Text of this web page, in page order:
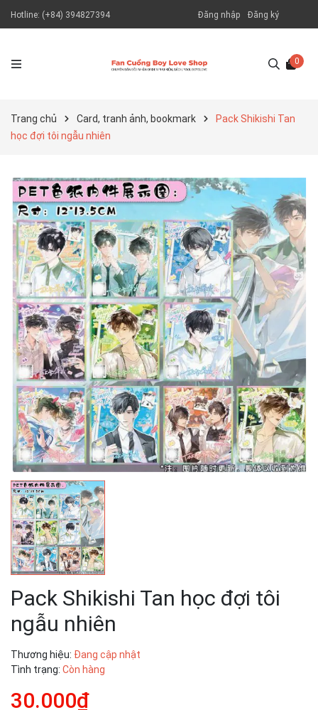
Hotline: (+84) 394827394 Đăng nhập Đăng ký
0
Trang chủ Card, tranh ảnh, bookmark
Pack Shikishi Tan
học đợi tôi ngẫu nhiên
Pack Shikishi Tan học đợi tôi
ngẫu nhiên
Thương hiệu: Đang cập nhật
Tình trạng: Còn hàng
30.000₫